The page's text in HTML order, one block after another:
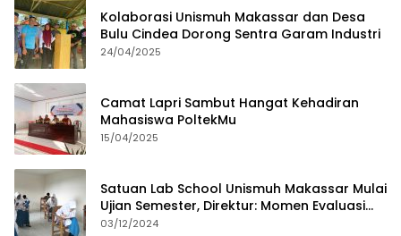
Kolaborasi Unismuh Makassar dan Desa
Bulu Cindea Dorong Sentra Garam Industri
24/04/2025
Camat Lapri Sambut Hangat Kehadiran
Mahasiswa PoltekMu
15/04/2025
Satuan Lab School Unismuh Makassar Mulai
Ujian Semester, Direktur: Momen Evaluasi
Proses Pembelajaran
03/12/2024